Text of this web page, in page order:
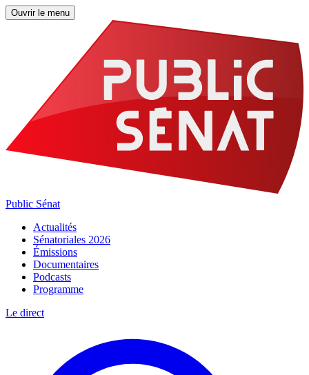
Ouvrir le menu
Public Sénat
Actualités
Sénatoriales 2026
Émissions
Documentaires
Podcasts
Programme
Le direct